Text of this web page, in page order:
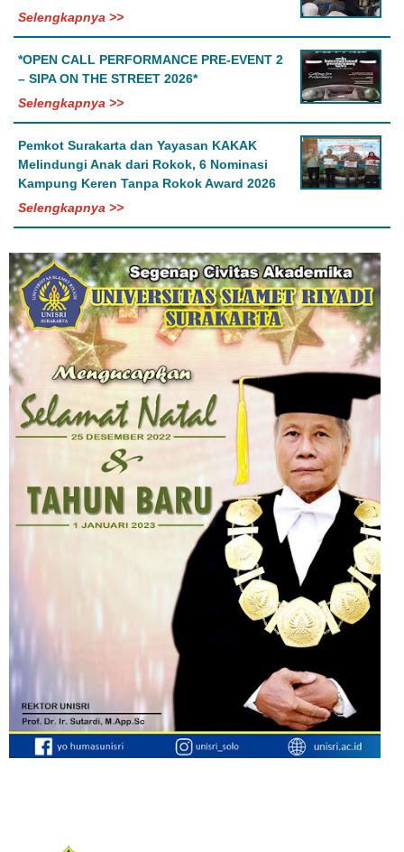
Selengkapnya >>
*OPEN CALL PERFORMANCE PRE-EVENT 2
– SIPA ON THE STREET 2026*
Selengkapnya >>
Pemkot Surakarta dan Yayasan KAKAK
Melindungi Anak dari Rokok, 6 Nominasi
Kampung Keren Tanpa Rokok Award 2026
Selengkapnya >>